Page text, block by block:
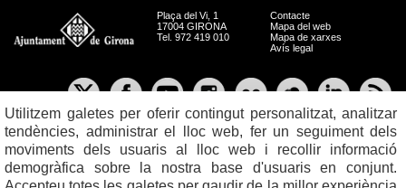
Plaça del Vi, 1
17004 GIRONA
Tel. 972 419 010
Contacte
Mapa del web
Mapa de xarxes
Avís legal
Utilitzem galetes per oferir contingut personalitzat, analitzar
tendències, administrar el lloc web, fer un seguiment dels
moviments dels usuaris al lloc web i recollir informació
demogràfica sobre la nostra base d'usuaris en conjunt.